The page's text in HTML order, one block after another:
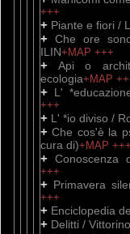
+++
+ Piante e fiori /
+ Che ore
ILIN+MAP +++
+Api o
ecologia+MAP
+ L'
+++
+ L' *io diviso /
+Che cos'è la
cura di)+MAP +++
+ Conoscenza
+++
+ Primavera
+++
+ Enciclopedia
+ Delitti /